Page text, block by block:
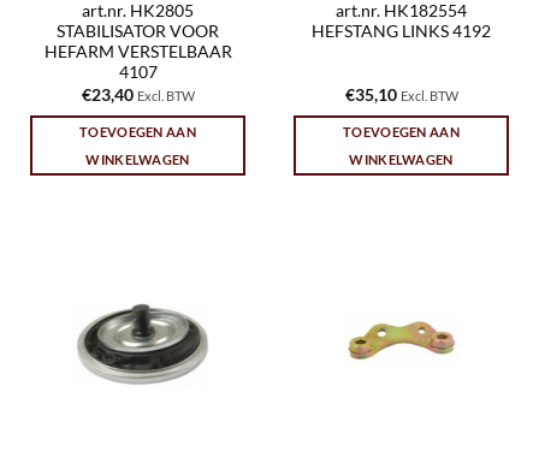
art.nr. HK2805
STABILISATOR VOOR
HEFARM VERSTELBAAR
4107
€23,40 Excl. BTW
TOEVOEGEN AAN
WINKELWAGEN
art.nr. HK182554
HEFSTANG LINKS 4192
€35,10 Excl. BTW
TOEVOEGEN AAN
WINKELWAGEN